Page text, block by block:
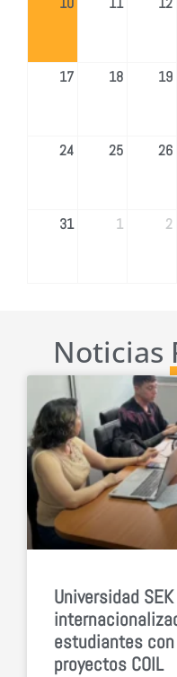
17 18 19
24 25 26
31 1 2
Noticias
Universidad
estudiantes
proyectos COIL